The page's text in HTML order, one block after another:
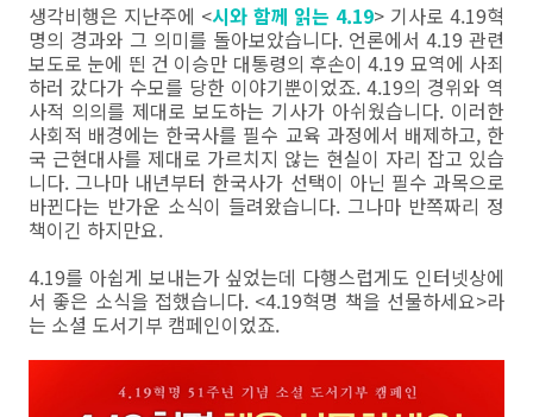
생각비행은 지난주에 <시와 함께 읽는 4.19> 기사로 4.19혁
명의 경과와 그 의미를 돌아보았습니다. 언론에서 4.19 관련
보도로 눈에 띈 건 이승만 대통령의 후손이 4.19 묘역에 사죄
하러 갔다가 수모를 당한 이야기뿐이었죠. 4.19의 경위와 역
사적 의의를 제대로 보도하는 기사가 아쉬웠습니다. 이러한
사회적 배경에는 한국사를 필수 교육 과정에서 배제하고, 한
국 근현대사를 제대로 가르치지 않는 현실이 자리 잡고 있습
니다. 그나마 내년부터 한국사가 선택이 아닌 필수 과목으로
바뀐다는 반가운 소식이 들려왔습니다. 그나마 반쪽짜리 정
책이긴 하지만요.
4.19를 아쉽게 보내는가 싶었는데 다행스럽게도 인터넷상에
서 좋은 소식을 접했습니다. <4.19혁명 책을 선물하세요>라
는 소셜 도서기부 캠페인이었죠.